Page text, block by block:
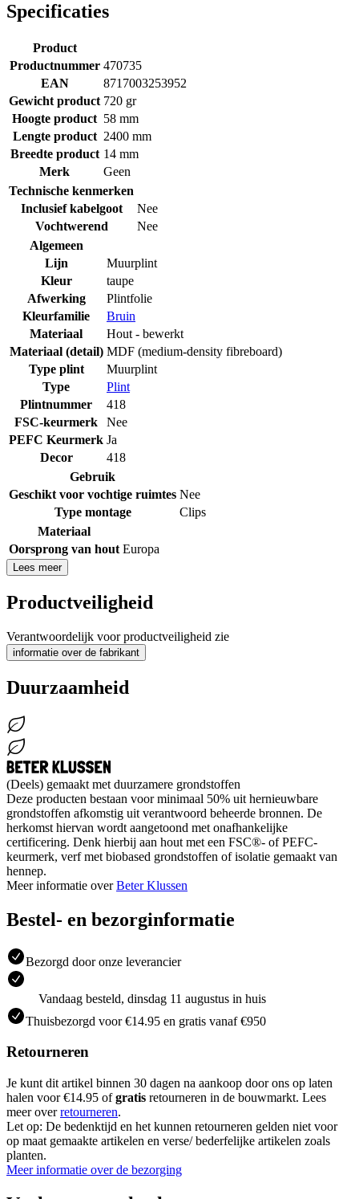
Specificaties
Product
Productnummer 470735
EAN
8717003253952
Gewicht product 720 gr
Hoogte product 58 mm
Lengte product 2400 mm
Breedte product 14 mm
Merk
Geen
Technische kenmerken
Inclusief kabelgoot
Nee
Vochtwerend
Nee
Algemeen
Lijn
Muurplint
Kleur
taupe
Afwerking
Plintfolie
Kleurfamilie
Bruin
Materiaal
Hout - bewerkt
Materiaal (detail) MDF (medium-density fibreboard)
Type plint
Muurplint
Type
Plint
Plintnummer
418
FSC-keurmerk
Nee
PEFC Keurmerk Ja
Decor
418
Gebruik
Geschikt voor vochtige ruimtes Nee
Type montage
Clips
Materiaal
Oorsprong van hout Europa
Lees meer
Productveiligheid
Verantwoordelijk voor productveiligheid zie
informatie over de fabrikant
Duurzaamheid
(Deels) gemaakt met duurzamere grondstoffen
Deze producten bestaan voor minimaal 50% uit hernieuwbare
grondstoffen afkomstig uit verantwoord beheerde bronnen. De
herkomst hiervan wordt aangetoond met onafhankelijke
certificering. Denk hierbij aan hout met een FSC®- of PEFC-
keurmerk, verf met biobased grondstoffen of isolatie gemaakt van
hennep.
Meer informatie overBeter Klussen
Bestel- en bezorginformatie
Bezorgd door onze leverancier
Vandaag besteld, dinsdag 11 augustus in huis
Thuisbezorgd voor €14.95 en gratis vanaf €950
Retourneren
Je kunt dit artikel binnen 30 dagen na aankoop door ons op laten
halen voor €14.95 ofgratis retourneren in de bouwmarkt. Lees
meer overretourneren.
Let op: De bedenktijd en het kunnen retourneren gelden niet voor
op maat gemaakte artikelen en verse/ bederfelijke artikelen zoals
planten.
Meer informatie over de bezorging